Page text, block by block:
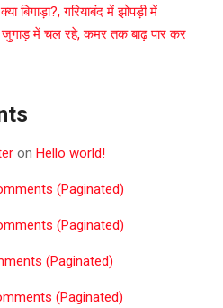
बिगाड़ा?, गरियाबंद में झोपड़ी में
जुगाड़ में चल रहे, कमर तक बाढ़ पार कर
on Hello world!
(Paginated)
(Paginated)
(Paginated)
(Paginated)